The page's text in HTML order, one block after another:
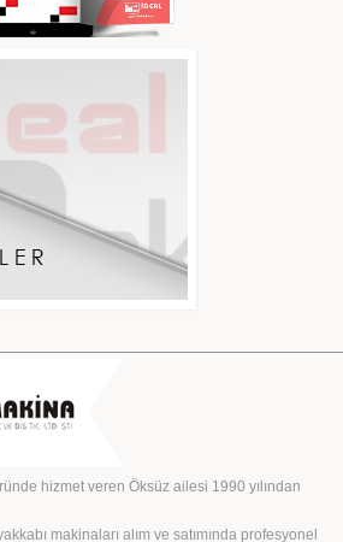
hizmet veren Öksüz ailesi 1990 yılından
makinaları alım ve satımında profesyonel